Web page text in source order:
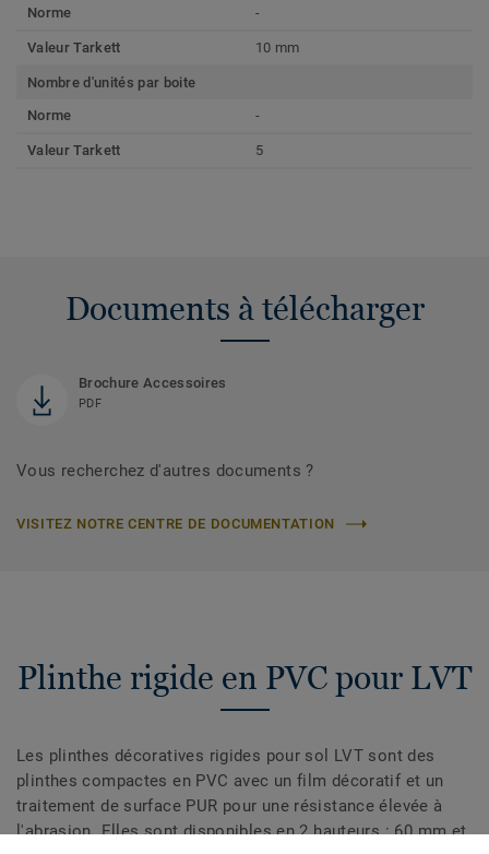
Norme
-
Valeur Tarkett 10 mm
Nombre d'unités par boite
Norme
-
Valeur Tarkett 5
Documents à télécharger
Brochure Accessoires
PDF
Vous recherchez d'autres documents ?
VISITEZ NOTRE CENTRE DE DOCUMENTATION
Plinthe rigide en PVC pour LVT
Les plinthes décoratives rigides pour sol LVT sont des
plinthes compactes en PVC avec un film décoratif et un
traitement de surface PUR pour une résistance élevée à
l'abrasion. Elles sont disponibles en 2 hauteurs : 60 mm et